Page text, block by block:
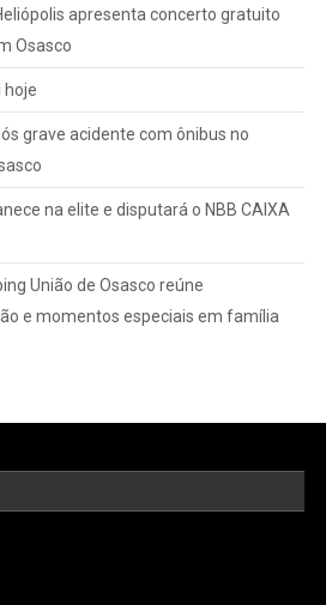
apresenta concerto gratuito
Osasco
hoje
grave acidente com ônibus no
na elite e disputará o NBB CAIXA
União de Osasco reúne
e momentos especiais em família